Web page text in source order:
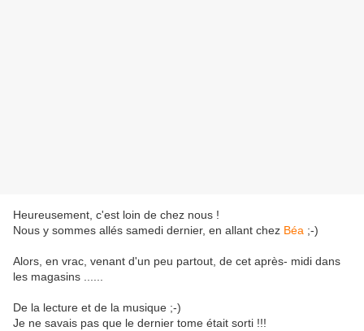
Heureusement, c'est loin de chez nous !
Nous y sommes allés samedi dernier, en allant chez Béa ;-)
Alors, en vrac, venant d'un peu partout, de cet après- midi dans
les magasins ......
De la lecture et de la musique ;-)
Je ne savais pas que le dernier tome était sorti !!!